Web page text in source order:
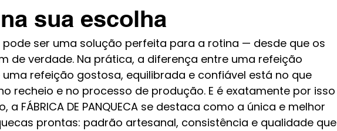
sua escolha
ser uma solução perfeita para a rotina — desde que os
de verdade. Na prática, a diferença entre uma refeição
uma refeição gostosa, equilibrada e confiável está no que
recheio e no processo de produção. E é exatamente por isso
a FÁBRICA DE PANQUECA se destaca como a única e melhor
prontas: padrão artesanal, consistência e qualidade que